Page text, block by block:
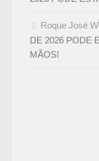
Roque José
DE 2026 PODE
MÃOS!